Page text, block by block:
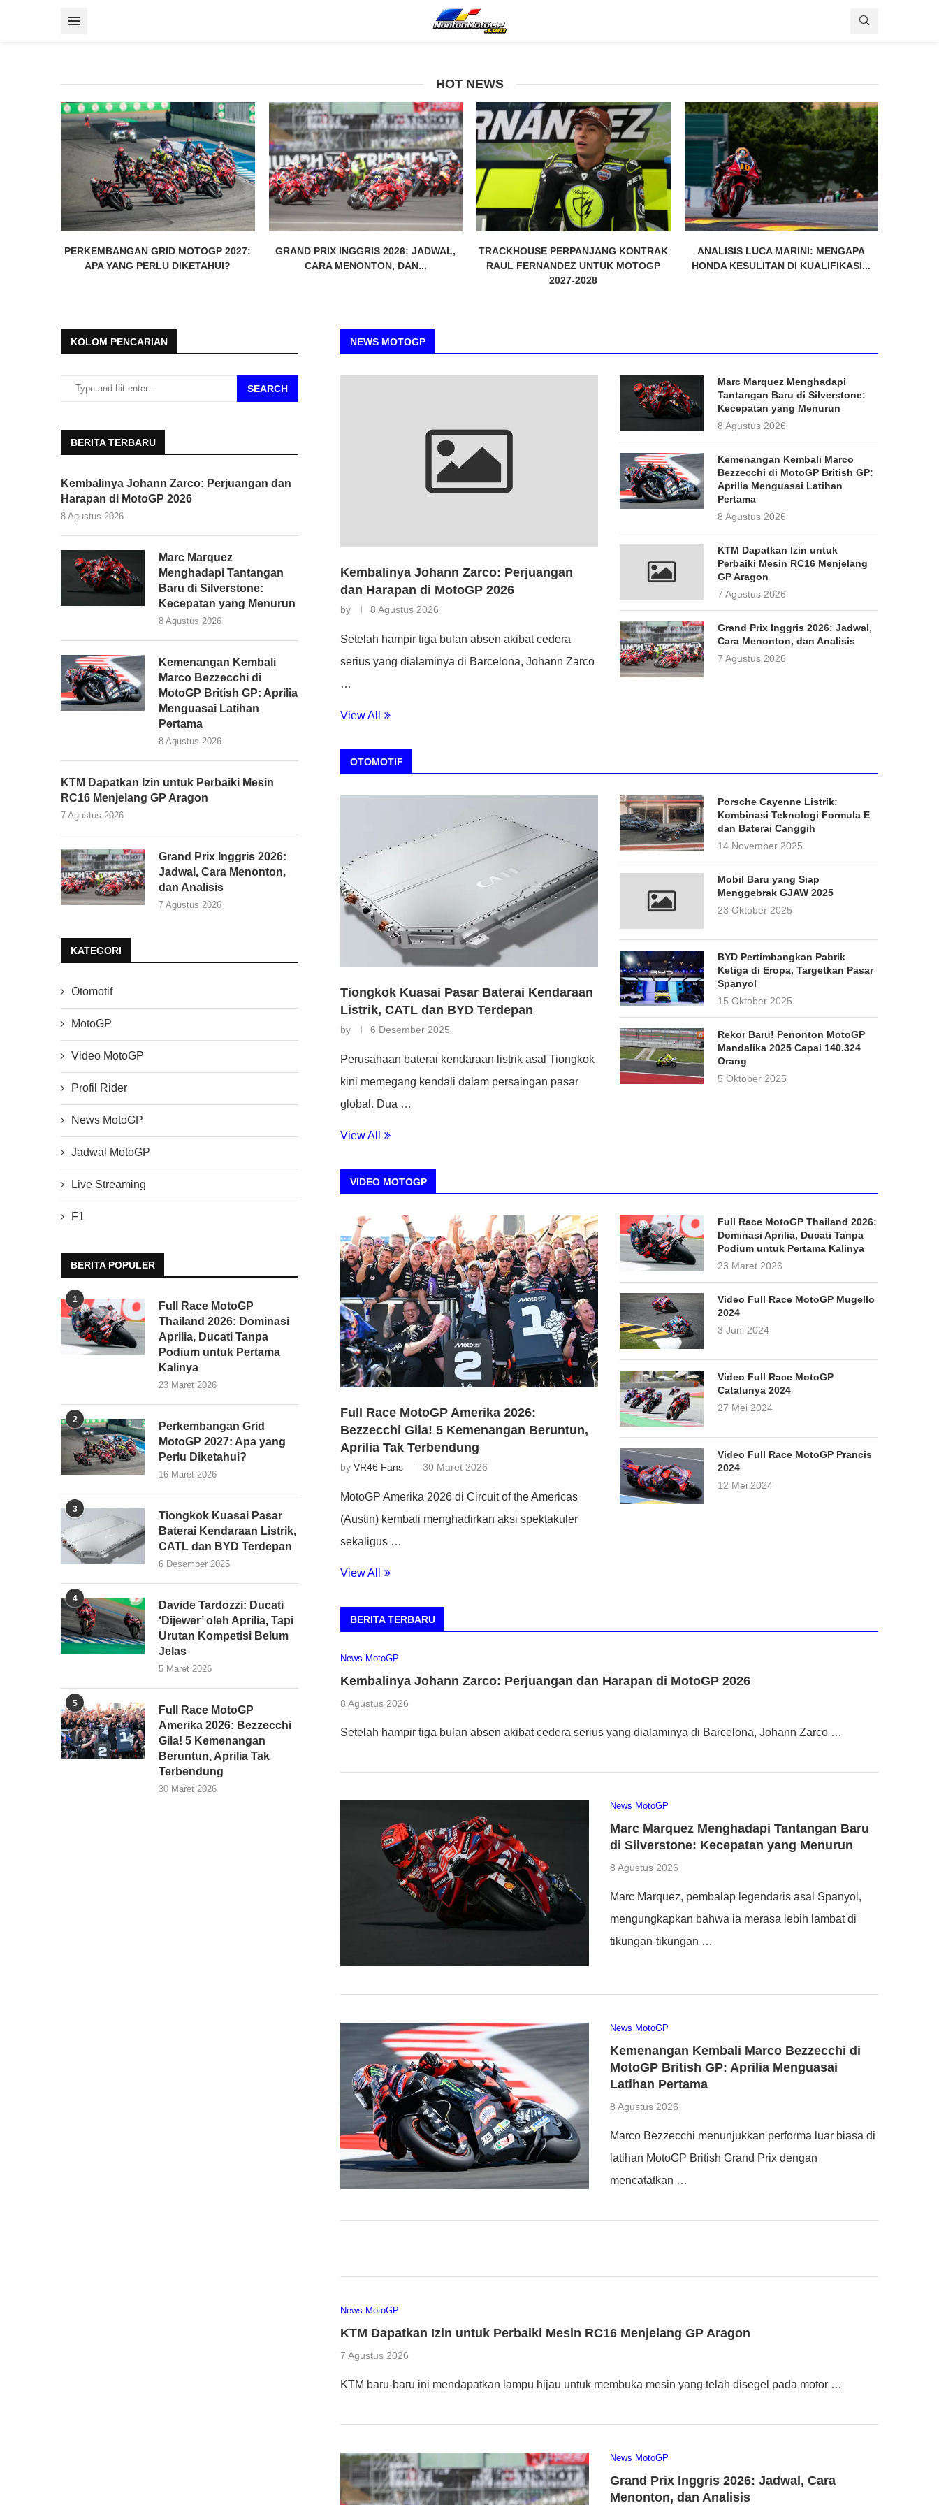
HOT NEWS
PERKEMBANGAN GRID MOTOGP 2027:
APA YANG PERLU DIKETAHUI?
GRAND PRIX INGGRIS 2026: JADWAL,
CARA MENONTON, DAN...
TRACKHOUSE PERPANJANG KONTRAK
RAUL FERNANDEZ UNTUK MOTOGP
2027-2028
ANALISIS LUCA MARINI: MENGAPA
HONDA KESULITAN DI KUALIFIKASI...
NEWS MOTOGP
Kembalinya Johann Zarco: Perjuangan
dan Harapan di MotoGP 2026
by 8 Agustus 2026
Setelah hampir tiga bulan absen akibat cedera
serius yang dialaminya di Barcelona, Johann Zarco
…
Marc Marquez Menghadapi
Tantangan Baru di Silverstone:
Kecepatan yang Menurun
8 Agustus 2026
Kemenangan Kembali Marco
Bezzecchi di MotoGP British GP:
Aprilia Menguasai Latihan
Pertama
8 Agustus 2026
KTM Dapatkan Izin untuk
Perbaiki Mesin RC16 Menjelang
GP Aragon
7 Agustus 2026
Grand Prix Inggris 2026: Jadwal,
Cara Menonton, dan Analisis
7 Agustus 2026
View All
OTOMOTIF
Tiongkok Kuasai Pasar Baterai Kendaraan
Listrik, CATL dan BYD Terdepan
by 6 Desember 2025
Perusahaan baterai kendaraan listrik asal Tiongkok
kini memegang kendali dalam persaingan pasar
global. Dua …
Porsche Cayenne Listrik:
Kombinasi Teknologi Formula E
dan Baterai Canggih
14 November 2025
Mobil Baru yang Siap
Menggebrak GJAW 2025
23 Oktober 2025
BYD Pertimbangkan Pabrik
Ketiga di Eropa, Targetkan Pasar
Spanyol
15 Oktober 2025
Rekor Baru! Penonton MotoGP
Mandalika 2025 Capai 140.324
Orang
5 Oktober 2025
View All
VIDEO MOTOGP
Full Race MotoGP Amerika 2026:
Bezzecchi Gila! 5 Kemenangan Beruntun,
Aprilia Tak Terbendung
byVR46 Fans 30 Maret 2026
MotoGP Amerika 2026 di Circuit of the Americas
(Austin) kembali menghadirkan aksi spektakuler
sekaligus …
Full Race MotoGP Thailand 2026:
Dominasi Aprilia, Ducati Tanpa
Podium untuk Pertama Kalinya
23 Maret 2026
Video Full Race MotoGP Mugello
2024
3 Juni 2024
Video Full Race MotoGP
Catalunya 2024
27 Mei 2024
Video Full Race MotoGP Prancis
2024
12 Mei 2024
View All
BERITA TERBARU
News MotoGP
Kembalinya Johann Zarco: Perjuangan dan Harapan di MotoGP 2026
8 Agustus 2026
Setelah hampir tiga bulan absen akibat cedera serius yang dialaminya di Barcelona, Johann Zarco …
News MotoGP
Marc Marquez Menghadapi Tantangan Baru
di Silverstone: Kecepatan yang Menurun
8 Agustus 2026
Marc Marquez, pembalap legendaris asal Spanyol,
mengungkapkan bahwa ia merasa lebih lambat di
tikungan-tikungan …
News MotoGP
Kemenangan Kembali Marco Bezzecchi di
MotoGP British GP: Aprilia Menguasai
Latihan Pertama
8 Agustus 2026
Marco Bezzecchi menunjukkan performa luar biasa di
latihan MotoGP British Grand Prix dengan
mencatatkan …
News MotoGP
KTM Dapatkan Izin untuk Perbaiki Mesin RC16 Menjelang GP Aragon
7 Agustus 2026
KTM baru-baru ini mendapatkan lampu hijau untuk membuka mesin yang telah disegel pada motor …
News MotoGP
Grand Prix Inggris 2026: Jadwal, Cara
Menonton, dan Analisis
KOLOM PENCARIAN
SEARCH
BERITA TERBARU
Kembalinya Johann Zarco: Perjuangan dan
Harapan di MotoGP 2026
8 Agustus 2026
Marc Marquez
Menghadapi Tantangan
Baru di Silverstone:
Kecepatan yang Menurun
8 Agustus 2026
Kemenangan Kembali
Marco Bezzecchi di
MotoGP British GP: Aprilia
Menguasai Latihan
Pertama
8 Agustus 2026
KTM Dapatkan Izin untuk Perbaiki Mesin
RC16 Menjelang GP Aragon
7 Agustus 2026
Grand Prix Inggris 2026:
Jadwal, Cara Menonton,
dan Analisis
7 Agustus 2026
KATEGORI
Otomotif
MotoGP
Video MotoGP
Profil Rider
News MotoGP
Jadwal MotoGP
Live Streaming
F1
BERITA POPULER
1
Full Race MotoGP
Thailand 2026: Dominasi
Aprilia, Ducati Tanpa
Podium untuk Pertama
Kalinya
23 Maret 2026
2
Perkembangan Grid
MotoGP 2027: Apa yang
Perlu Diketahui?
16 Maret 2026
3
Tiongkok Kuasai Pasar
Baterai Kendaraan Listrik,
CATL dan BYD Terdepan
6 Desember 2025
4
Davide Tardozzi: Ducati
‘Dijewer’ oleh Aprilia, Tapi
Urutan Kompetisi Belum
Jelas
5 Maret 2026
5
Full Race MotoGP
Amerika 2026: Bezzecchi
Gila! 5 Kemenangan
Beruntun, Aprilia Tak
Terbendung
30 Maret 2026